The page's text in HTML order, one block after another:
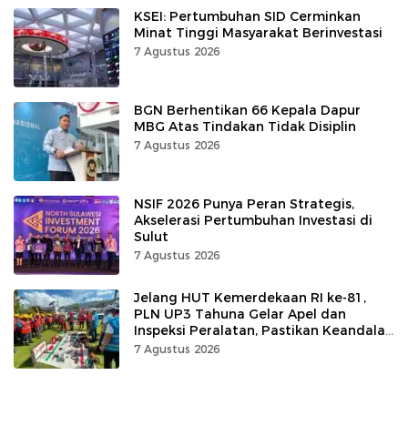
KSEI: Pertumbuhan SID Cerminkan
Minat Tinggi Masyarakat Berinvestasi
7 Agustus 2026
BGN Berhentikan 66 Kepala Dapur
MBG Atas Tindakan Tidak Disiplin
7 Agustus 2026
NSIF 2026 Punya Peran Strategis,
Akselerasi Pertumbuhan Investasi di
Sulut
7 Agustus 2026
Jelang HUT Kemerdekaan RI ke-81,
PLN UP3 Tahuna Gelar Apel dan
Inspeksi Peralatan, Pastikan Keandalan
Listrik
7 Agustus 2026